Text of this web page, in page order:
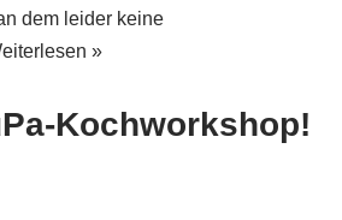
dem leider keine
»
Kochworkshop!